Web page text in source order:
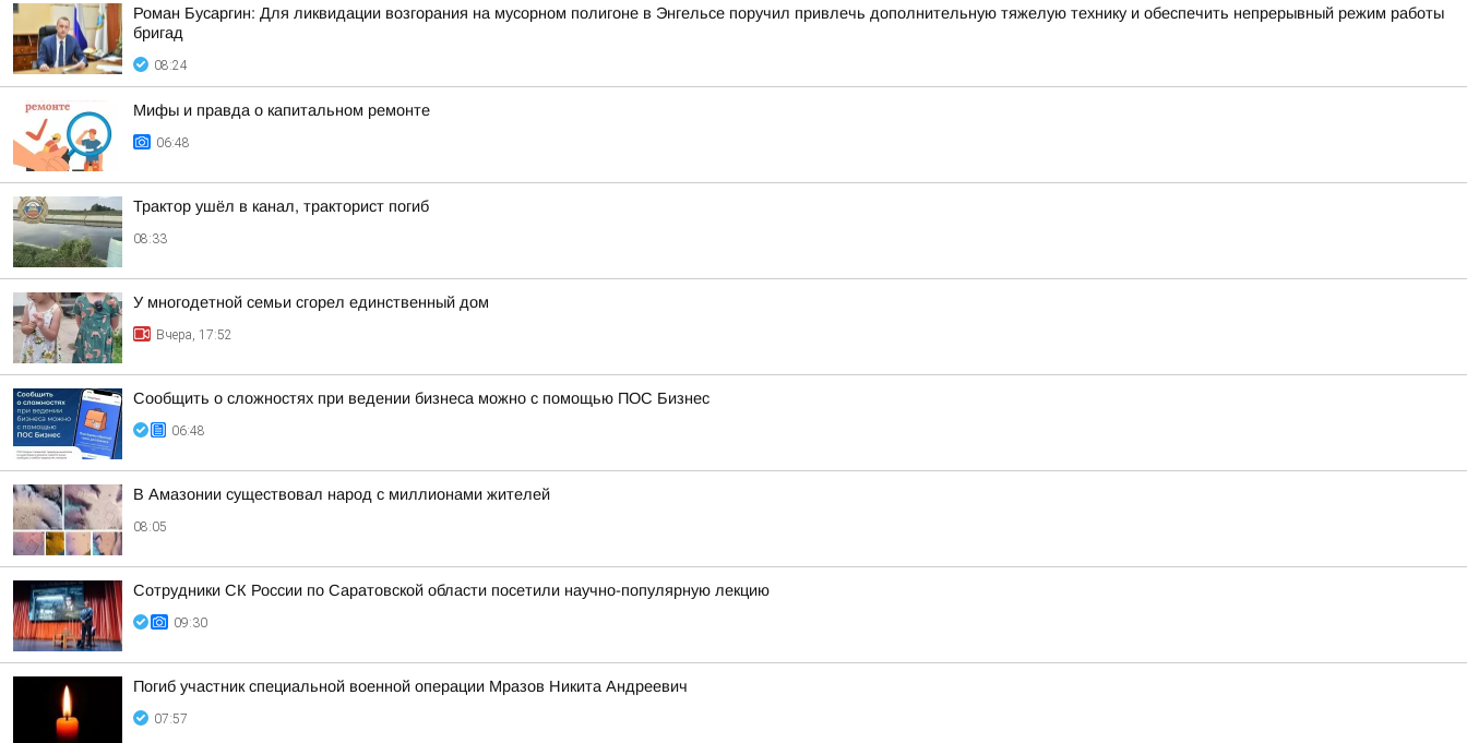
Роман Бусаргин: Для ликвидации возгорания на мусорном полигоне в Энгельсе поручил привлечь дополнительную тяжелую технику и обеспечить непрерывный режим работы
бригад
08:24
Мифы и правда о капитальном ремонте
06:48
Трактор ушёл в канал, тракторист погиб
08:33
У многодетной семьи сгорел единственный дом
Вчера, 17:52
Сообщить о сложностях при ведении бизнеса можно с помощью ПОС Бизнес
06:48
В Амазонии существовал народ с миллионами жителей
08:05
Сотрудники СК России по Саратовской области посетили научно-популярную лекцию
09:30
Погиб участник специальной военной операции Мразов Никита Андреевич
07:57